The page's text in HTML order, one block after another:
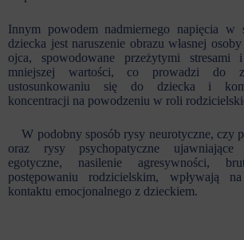
Innym powodem nadmiernego napięcia w
dziecka jest naruszenie obrazu własnej
ojca, spowodowane przeżytymi stresami
mniejszej wartości, co prowadzi do
ustosunkowaniu się do dziecka i
koncentracji na powodzeniu w roli
W podobny sposób rysy neurotyczne, czy
oraz rysy psychopatyczne ujawniające
egotyczne, nasilenie agresywności,
postępowaniu rodzicielskim, wpływają
kontaktu emocjonalnego z dzieckiem.